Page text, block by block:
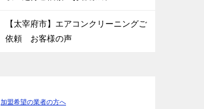
【太宰府市】エアコンクリーニングご
依頼 お客様の声
加盟希望の業者の方へ